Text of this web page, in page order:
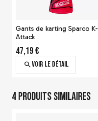
Gants de karting Sparco K-
Attack
47,19 €
Voir le détail
4 produits similaires